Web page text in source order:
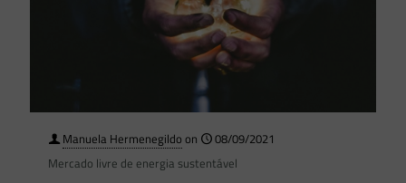
Manuela Hermenegildo on
08/09/2021
Mercado livre de energia sustentável